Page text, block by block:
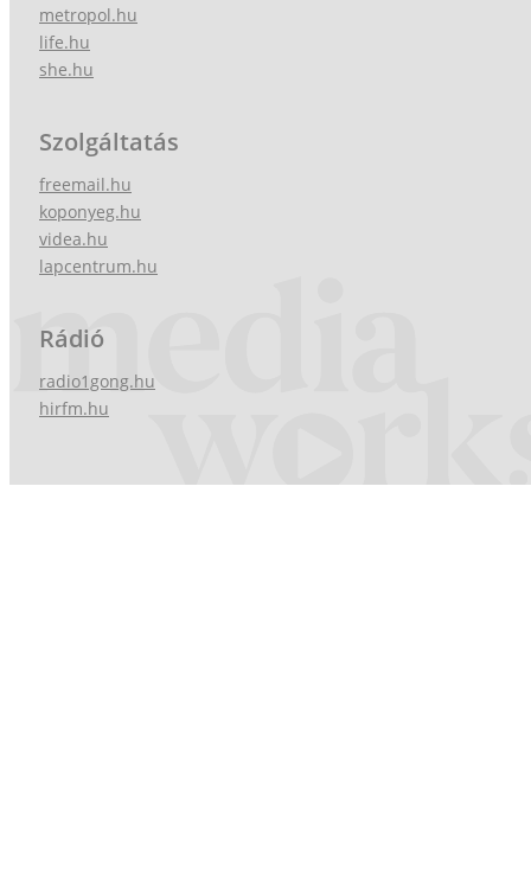
metropol.hu
life.hu
she.hu
Szolgáltatás
freemail.hu
koponyeg.hu
videa.hu
lapcentrum.hu
Rádió
radio1gong.hu
hirfm.hu